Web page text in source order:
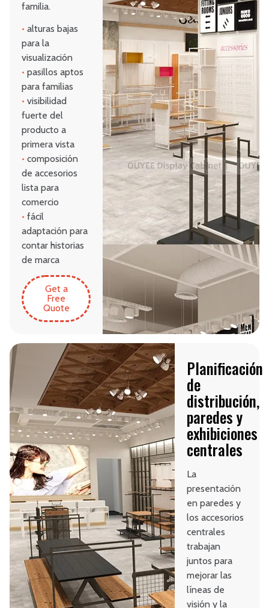
familia.
• alturas bajas
para la
visualización
• pasillos aptos
para familias
• visibilidad
fuerte del
producto a
primera vista
• composición
de accesorios
lista para
comercio
• fácil
adaptación para
contar historias
de marca
Get a
Free
Quote
Planificación
de
distribución,
paredes y
exhibiciones
centrales
La
presentación
en paredes y
los accesorios
centrales
trabajan
juntos para
mejorar las
líneas de
visión y la